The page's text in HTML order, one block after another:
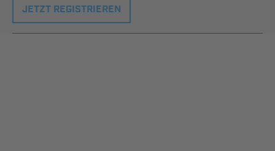
JETZT REGISTRIEREN